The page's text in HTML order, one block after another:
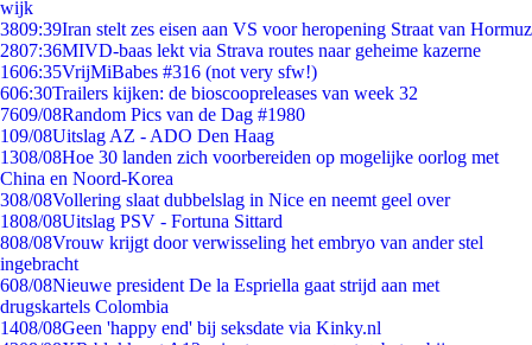
wijk
3809:39Iran stelt zes eisen aan VS voor heropening Straat van Hormuz
2807:36MIVD-baas lekt via Strava routes naar geheime kazerne
1606:35VrijMiBabes #316 (not very sfw!)
606:30Trailers kijken: de bioscoopreleases van week 32
7609/08Random Pics van de Dag #1980
109/08Uitslag AZ - ADO Den Haag
1308/08Hoe 30 landen zich voorbereiden op mogelijke oorlog met
China en Noord-Korea
308/08Vollering slaat dubbelslag in Nice en neemt geel over
1808/08Uitslag PSV - Fortuna Sittard
808/08Vrouw krijgt door verwisseling het embryo van ander stel
ingebracht
608/08Nieuwe president De la Espriella gaat strijd aan met
drugskartels Colombia
1408/08Geen 'happy end' bij seksdate via Kinky.nl